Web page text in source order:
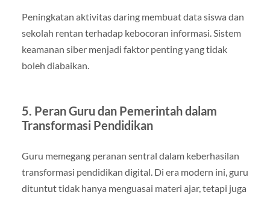
Peningkatan aktivitas daring membuat data siswa dan
sekolah rentan terhadap kebocoran informasi. Sistem
keamanan siber menjadi faktor penting yang tidak
boleh diabaikan.
5. Peran Guru dan Pemerintah dalam
Transformasi Pendidikan
Guru memegang peranan sentral dalam keberhasilan
transformasi pendidikan digital. Di era modern ini, guru
dituntut tidak hanya menguasai materi ajar, tetapi juga